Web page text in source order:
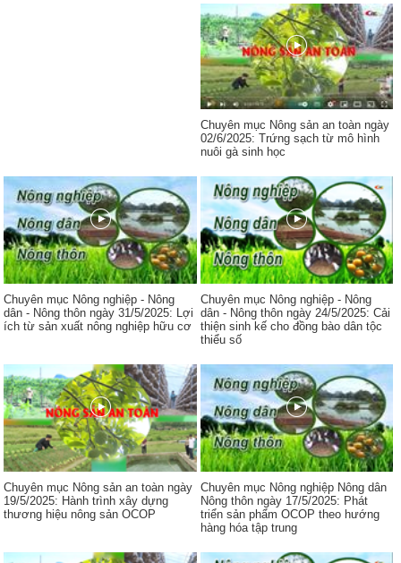
Chuyên mục Nông sản an toàn ngày
02/6/2025: Trứng sạch từ mô hình
nuôi gà sinh học
Chuyên mục Nông nghiệp - Nông
dân - Nông thôn ngày 31/5/2025: Lợi
ích từ sản xuất nông nghiệp hữu cơ
Chuyên mục Nông nghiệp - Nông
dân - Nông thôn ngày 24/5/2025: Cải
thiện sinh kế cho đồng bào dân tộc
thiểu số
Chuyên mục Nông sản an toàn ngày
19/5/2025: Hành trình xây dựng
thương hiệu nông sản OCOP
Chuyên mục Nông nghiệp Nông dân
Nông thôn ngày 17/5/2025: Phát
triển sản phẩm OCOP theo hướng
hàng hóa tập trung